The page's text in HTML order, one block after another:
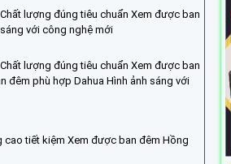
lượng đúng tiêu chuẩn Xem được ban
với công nghệ mới
lượng đúng tiêu chuẩn Xem được ban
đêm phù hợp Dahua Hình ảnh sáng với
tiết kiệm Xem được ban đêm Hồng